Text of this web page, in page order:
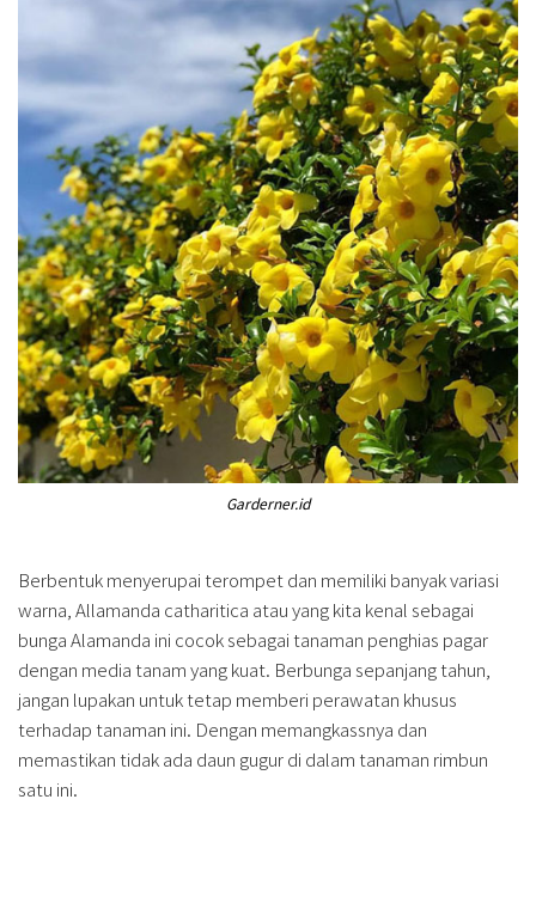
Garderner.id
Berbentuk menyerupai terompet dan memiliki banyak variasi
warna, Allamanda catharitica atau yang kita kenal sebagai
bunga Alamanda ini cocok sebagai tanaman penghias pagar
dengan media tanam yang kuat. Berbunga sepanjang tahun,
jangan lupakan untuk tetap memberi perawatan khusus
terhadap tanaman ini. Dengan memangkassnya dan
memastikan tidak ada daun gugur di dalam tanaman rimbun
satu ini.